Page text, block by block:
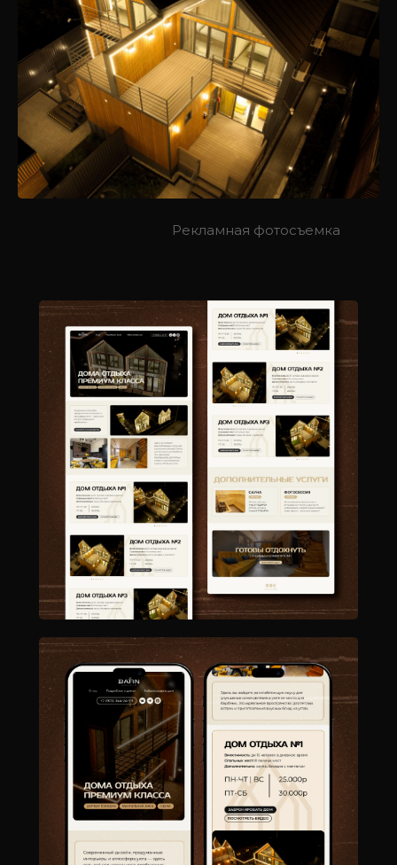
Рекламная фотосъемка